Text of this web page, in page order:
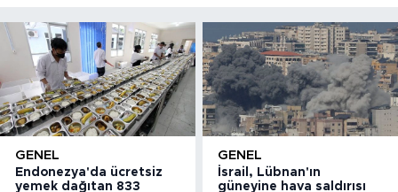
GENEL
Endonezya'da ücretsiz
yemek dağıtan 833
GENEL
İsrail, Lübnan'ın
güneyine hava saldırısı